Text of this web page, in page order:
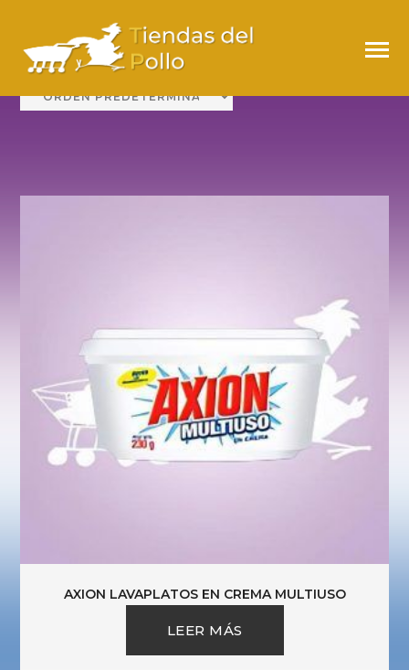
MULTIUSO
AXION LAVAPLATOS EN CREMA MULTIUSO
LEER MÁS